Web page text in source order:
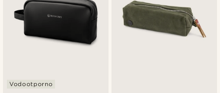
Vodootporno